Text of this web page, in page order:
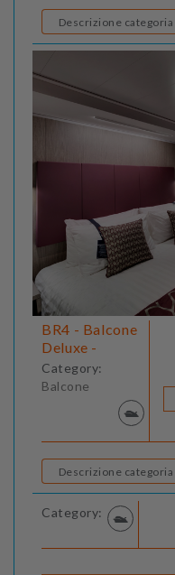
Descrizione categoria
BR4 - Balcone
Deluxe -
Category:
Balcone
Descrizione categoria
Category: